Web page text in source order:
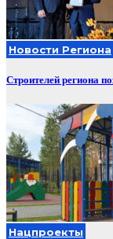
Новости Региона
Строителей региона
Нацпроекты